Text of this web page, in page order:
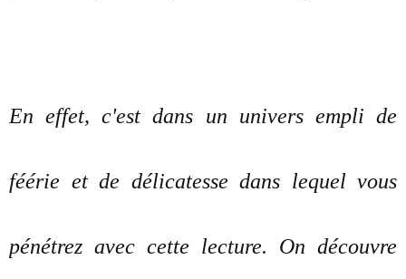
En effet, c'est dans un univers empli de
féérie et de délicatesse dans lequel vous
pénétrez avec cette lecture. On découvre